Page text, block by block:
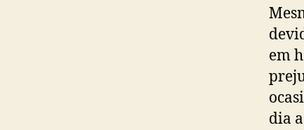
em
dia